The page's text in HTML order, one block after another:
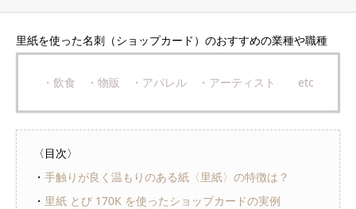
里紙を使った名刺（ショップカード）のおすすめの業種や職種
・飲食 ・物販 ・アパレル ・アーティスト etc
〈目次〉
・ 手触りが良く温もりのある紙〈里紙〉の特徴は？
・ 里紙 とび 170K を使ったショップカードの実例